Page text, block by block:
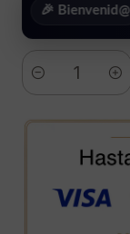
🎉 Bienvenid@ 🔥
Cantidad